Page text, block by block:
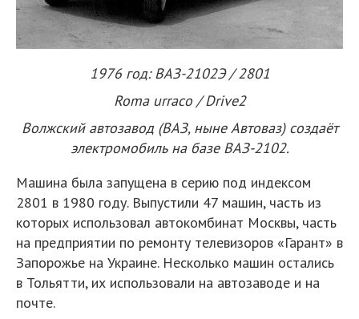
1976 год: ВАЗ-2102Э / 2801
Roma urraco / Drive2
Волжский автозавод (ВАЗ, ныне Автоваз) создаёт
электромобиль на базе ВАЗ-2102.
Машина была запущена в серию под индексом
2801 в 1980 году. Выпустили 47 машин, часть из
которых использовал автокомбинат Москвы, часть
на предприятии по ремонту телевизоров «Гарант» в
Запорожье на Украине. Несколько машин остались
в Тольятти, их использовали на автозаводе и на
почте.